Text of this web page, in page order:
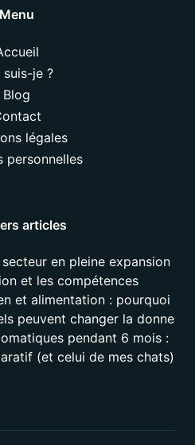
Menu
suis-je ?
Blog
légales
personnelles
articles
en pleine expansion
et les compétences
et alimentation : pourquoi
peuvent changer la donne
pendant 6 mois :
(et celui de mes chats)